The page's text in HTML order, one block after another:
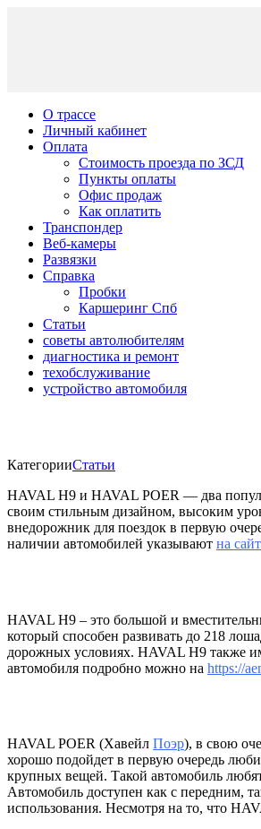
О трассе
Личный кабинет
Оплата
Стоимость проезда по ЗСД
Пункты оплаты
Офис продаж
Как оплатить
Транспондер
Веб-камеры
Развязки
Справка
Пробки
Каршеринг Спб
Статьи
советы автолюбителям
диагностика и ремонт
техобслуживание
устройство автомобиля
КатегорииСтатьи
HAVAL H9 и HAVAL POER — два
своим стильным дизайном, высоким
внедорожник для поездок в первую
наличии автомобилей указывают на
HAVAL H9 – это большой и
который способен развивать до 218
дорожных условиях. HAVAL H9 также
автомобиля подробно можно на https://
HAVAL POER (Хавейл Поэр), в свою
хорошо подойдет в первую очередь
крупных вещей. Такой автомобиль
Автомобиль доступен как с передним,
использования. Несмотря на то, что